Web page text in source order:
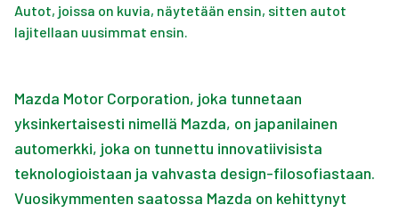
Autot, joissa on kuvia, näytetään ensin, sitten autot
lajitellaan uusimmat ensin.
Mazda Motor Corporation, joka tunnetaan
yksinkertaisesti nimellä Mazda, on japanilainen
automerkki, joka on tunnettu innovatiivisista
teknologioistaan ja vahvasta design-filosofiastaan.
Vuosikymmenten saatossa Mazda on kehittynyt